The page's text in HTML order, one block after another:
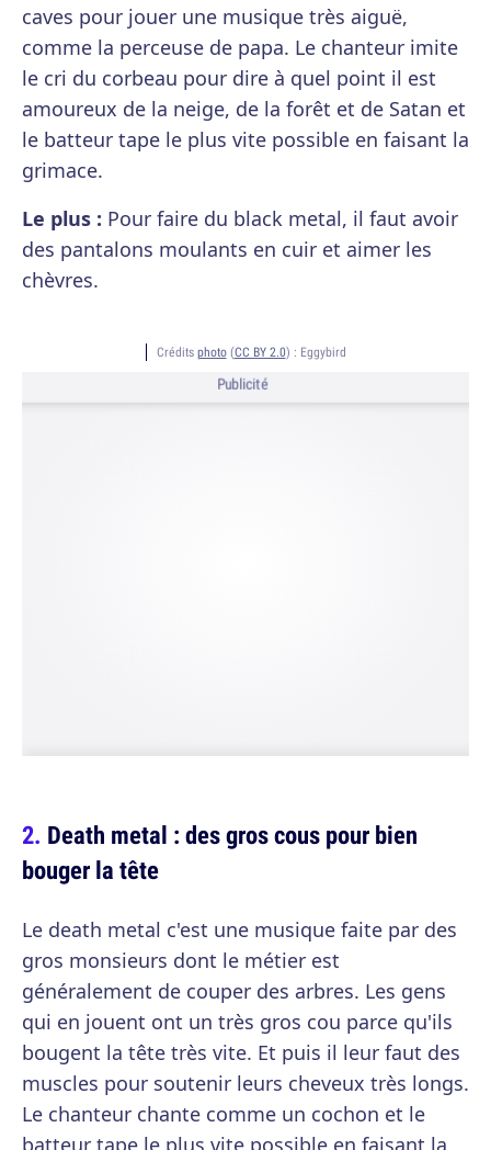
caves pour jouer une musique très aiguë,
comme la perceuse de papa. Le chanteur imite
le cri du corbeau pour dire à quel point il est
amoureux de la neige, de la forêt et de Satan et
le batteur tape le plus vite possible en faisant la
grimace.
Le plus : Pour faire du black metal, il faut avoir
des pantalons moulants en cuir et aimer les
chèvres.
Crédits photo(CC BY 2.0) : Eggybird
Publicité
Death metal : des gros cous pour bien
bouger la tête
Le death metal c'est une musique faite par des
gros monsieurs dont le métier est
généralement de couper des arbres. Les gens
qui en jouent ont un très gros cou parce qu'ils
bougent la tête très vite. Et puis il leur faut des
muscles pour soutenir leurs cheveux très longs.
Le chanteur chante comme un cochon et le
batteur tape le plus vite possible en faisant la